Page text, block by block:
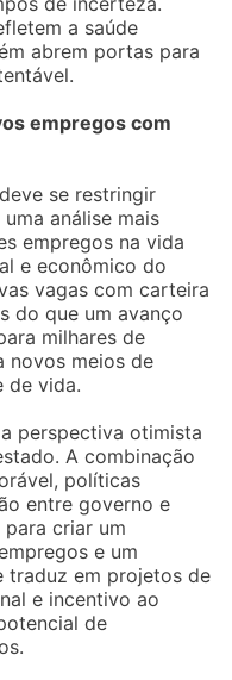
a saúde
abrem portas para
empregos com
se restringir
análise mais
empregos na vida
e econômico do
vagas com carteira
do que um avanço
milhares de
novos meios de
de vida.
perspectiva otimista
A combinação
políticas
entre governo e
criar um
e um
traduz em projetos de
e incentivo ao
de